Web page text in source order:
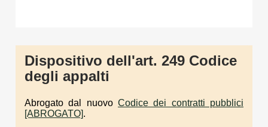
Dispositivo dell'art. 249 Codice
degli appalti
Abrogato dal nuovo Codice dei contratti pubblici
[ABROGATO].